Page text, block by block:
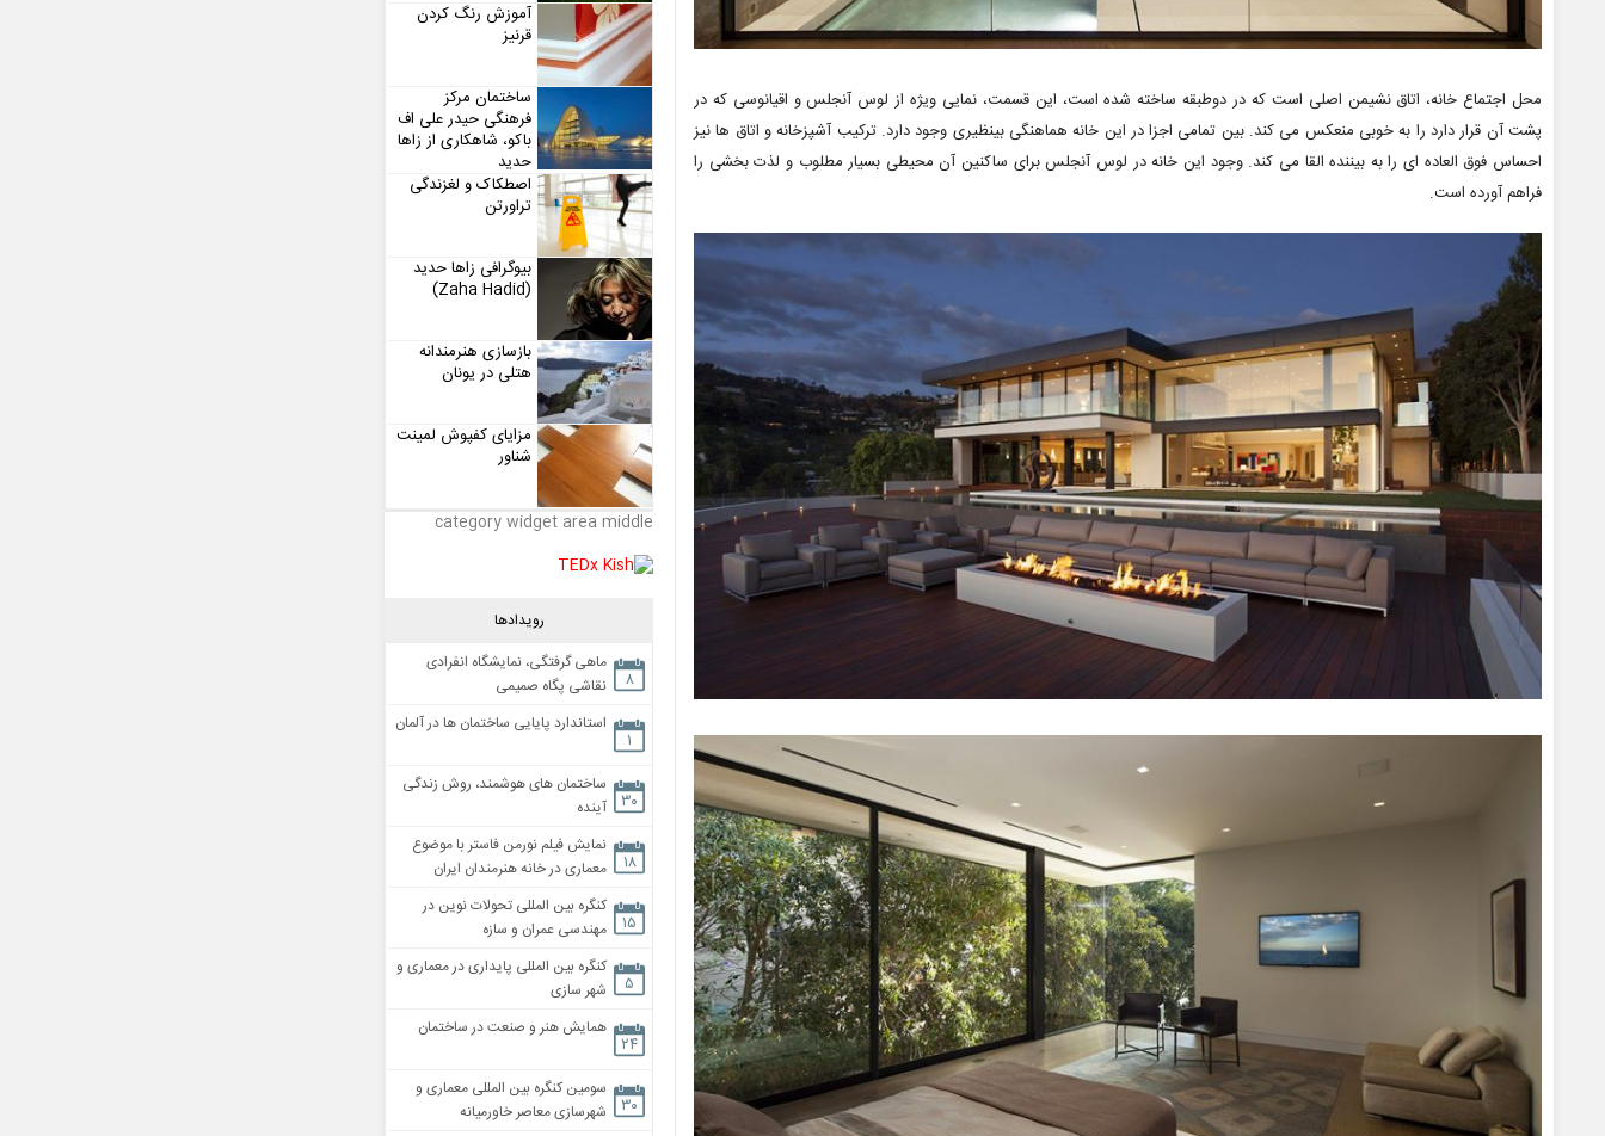
محل اجتماع خانه، اتاق نشیمن اصلی است که در دوطبقه ساخته شده است، این قسمت، نمایی ویژه از لوس آنجلس و اقیانوسی که در
پشت آن قرار دارد را به خوبی منعکس می کند. بین تمامی اجزا در این خانه هماهنگی بینظیری وجود دارد. ترکیب آشپزخانه و اتاق ها نیز
احساس فوق العاده ای را به بیننده القا می کند. وجود این خانه در لوس آنجلس برای ساکنین آن محیطی بسیار مطلوب و لذت بخشی را
فراهم آورده است.
آموزش رنگ کردن
قرنیز
ساختمان مرکز
فرهنگی حیدر علی اف
باکو، شاهکاری از زاها
حدید
اصطکاک و لغزندگی
تراورتن
بیوگرافی زاها حدید
(Zaha Hadid)
بازسازی هنرمندانه
هتلی در یونان
مزایای کفپوش لمینت
شناور
category widget area middle
رویدادها
۸
ماهی گرفتگی، نمایشگاه انفرادی
نقاشی پگاه صمیمی
۱
استاندارد پایایی ساختمان ها در آلمان
۳۰
ساختمان های هوشمند، روش زندگی
آینده
۱۸
نمایش فیلم نورمن فاستر با موضوع
معماری در خانه هنرمندان ایران
۱۵
کنگره بین المللی تحولات نوین در
مهندسی عمران و سازه
۵
کنگره بین المللی پایداری در معماری و
شهر سازی
۲۴
همایش هنر و صنعت در ساختمان
۳۰
سومین کنگره بین المللی معماری و
شهرسازی معاصر خاورمیانه